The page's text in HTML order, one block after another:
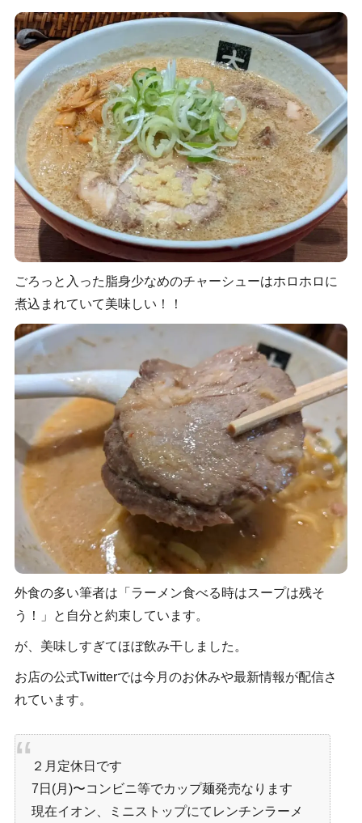
ごろっと入った脂身少なめのチャーシューはホロホロに
煮込まれていて美味しい！！
外食の多い筆者は「ラーメン食べる時はスープは残そ
う！」と自分と約束しています。
が、美味しすぎてほぼ飲み干しました。
お店の公式Twitterでは今月のお休みや最新情報が配信さ
れています。
２月定休日です
7日(月)〜コンビニ等でカップ麺発売なります
現在イオン、ミニストップにてレンチンラーメ